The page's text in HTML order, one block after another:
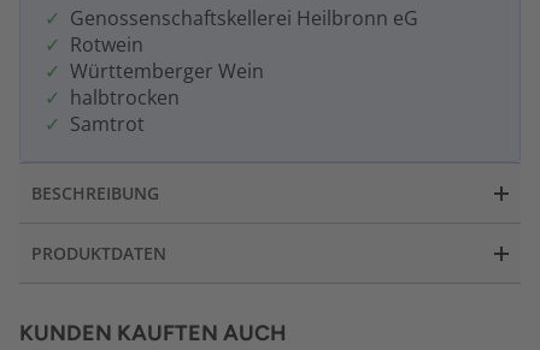
Genossenschaftskellerei Heilbronn eG
Rotwein
Württemberger Wein
halbtrocken
Samtrot
BESCHREIBUNG
PRODUKTDATEN
KUNDEN KAUFTEN AUCH